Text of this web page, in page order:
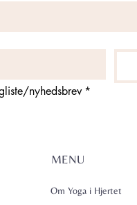
nyhedsbrev *
MENU
Om Yoga i Hjertet